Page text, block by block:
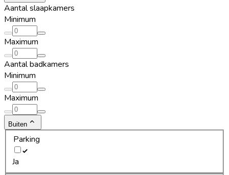
Aantal slaapkamers
Minimum
Maximum
Aantal badkamers
Minimum
Maximum
Buiten
Parking
Ja